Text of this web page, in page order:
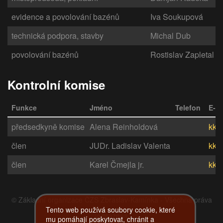
evidence a povolování bazénů
Iva Soukupová
technická podpora, stavby
Michal Dub
povolování bazénů
Rostislav Zapletal
Kontrolní komise
Funkce Jméno Telefon E-
předsedkyně komise Alena Reinholdová
člen
JUDr. Ladislav Valenta
člen
Karel Čmejla jr.
© Základní organizace ČZS Zbraslav-Kamínka - Všechna práva
vyhrazena
Tento web používá soubory cookie, které
mu pomáhají poskytovat, chránit a